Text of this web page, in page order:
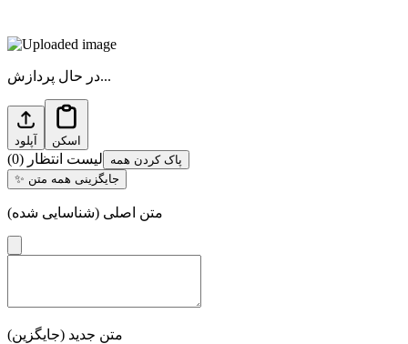
در حال پردازش...
آپلود اسکن
لیست انتظار (
0
)
پاک کردن همه
✨ جایگزینی همه متن
متن اصلی (شناسایی شده)
متن جدید (جایگزین)